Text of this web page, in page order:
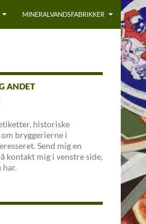
MINERALVANDSFABRIKKER
ANDET
historiske
bryggerierne i
Send mig en
kontakt mig i venstre side,
har.